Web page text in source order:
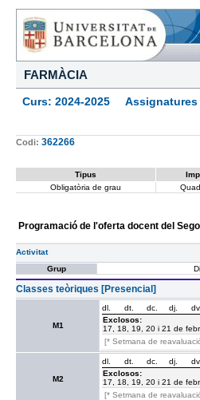
FARMÀCIA
Curs: 2024-2025 Assignatures
Codi: 362266
Tipus
Obligatòria de grau
Programació de l'oferta docent del
Activitat
Grup
Classes teòriques [Presencial]
M1
dl. dt. dc. dj. dv.
Exclosos:
17, 18, 19, 20 i 21 de
[* Setmana de
M2
dl. dt. dc. dj. dv.
Exclosos:
17, 18, 19, 20 i 21 de
[* Setmana de